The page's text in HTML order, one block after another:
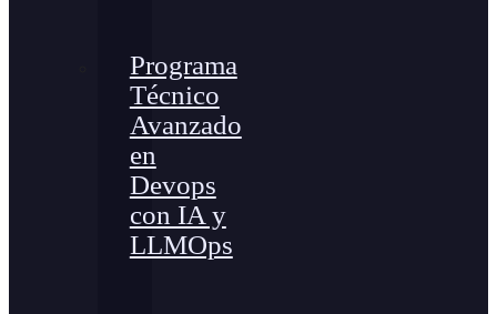
Programa
Técnico
Avanzado
en
Devops
con IA y
LLMOps